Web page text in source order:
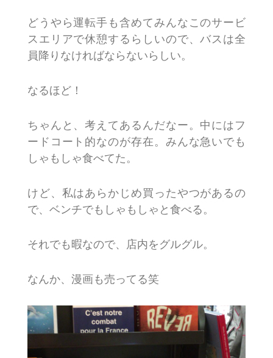
どうやら運転手も含めてみんなこのサービ
スエリアで休憩するらしいので、バスは全
員降りなければならないらしい。
なるほど！
ちゃんと、考えてあるんだなー。中にはフ
ードコート的なのが存在。みんな急いでも
しゃもしゃ食べてた。
けど、私はあらかじめ買ったやつがあるの
で、ベンチでもしゃもしゃと食べる。
それでも暇なので、店内をグルグル。
なんか、漫画も売ってる笑